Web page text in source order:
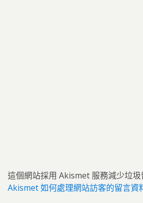
這個網站採用 Akismet 服務減少垃圾
Akismet 如何處理網站訪客的留言資